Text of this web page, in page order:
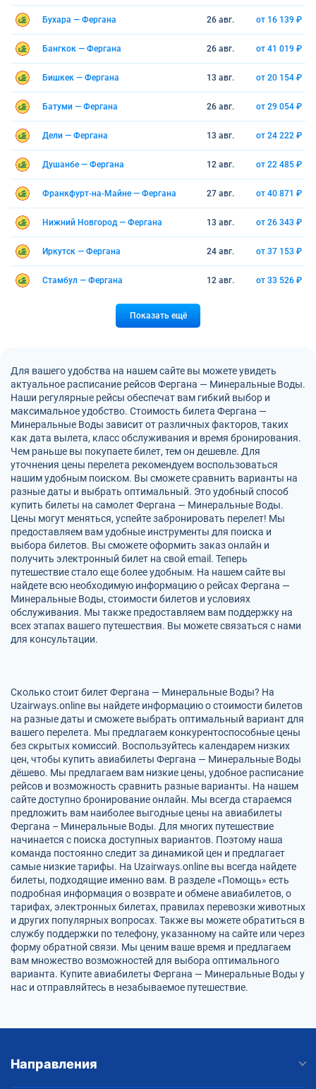
Бухара — Фергана 26 авг. от 16 139 ₽
Бангкок — Фергана 26 авг. от 41 019 ₽
Бишкек — Фергана 13 авг. от 20 154 ₽
Батуми — Фергана 26 авг. от 29 054 ₽
Дели — Фергана 13 авг. от 24 222 ₽
Душанбе — Фергана 12 авг. от 22 485 ₽
Франкфурт-на-Майне — Фергана 27 авг. от 40 871 ₽
Нижний Новгород — Фергана 13 авг. от 26 343 ₽
Иркутск — Фергана 24 авг. от 37 153 ₽
Стамбул — Фергана 12 авг. от 33 526 ₽
Показать ещё
Для вашего удобства на нашем сайте вы можете увидеть
актуальное расписание рейсов Фергана — Минеральные Воды.
Наши регулярные рейсы обеспечат вам гибкий выбор и
максимальное удобство. Стоимость билета Фергана —
Минеральные Воды зависит от различных факторов, таких
как дата вылета, класс обслуживания и время бронирования.
Чем раньше вы покупаете билет, тем он дешевле. Для
уточнения цены перелета рекомендуем воспользоваться
нашим удобным поиском. Вы сможете сравнить варианты на
разные даты и выбрать оптимальный. Это удобный способ
купить билеты на самолет Фергана — Минеральные Воды.
Цены могут меняться, успейте забронировать перелет! Мы
предоставляем вам удобные инструменты для поиска и
выбора билетов. Вы сможете оформить заказ онлайн и
получить электронный билет на свой email. Теперь
путешествие стало еще более удобным. На нашем сайте вы
найдете всю необходимую информацию о рейсах Фергана —
Минеральные Воды, стоимости билетов и условиях
обслуживания. Мы также предоставляем вам поддержку на
всех этапах вашего путешествия. Вы можете связаться с нами
для консультации.
Сколько стоит билет Фергана — Минеральные Воды? На
Uzairways.online вы найдете информацию о стоимости билетов
на разные даты и сможете выбрать оптимальный вариант для
вашего перелета. Мы предлагаем конкурентоспособные цены
без скрытых комиссий. Воспользуйтесь календарем низких
цен, чтобы купить авиабилеты Фергана — Минеральные Воды
дёшево. Мы предлагаем вам низкие цены, удобное расписание
рейсов и возможность сравнить разные варианты. На нашем
сайте доступно бронирование онлайн. Мы всегда стараемся
предложить вам наиболее выгодные цены на авиабилеты
Фергана – Минеральные Воды. Для многих путешествие
начинается с поиска доступных вариантов. Поэтому наша
команда постоянно следит за динамикой цен и предлагает
самые низкие тарифы. На Uzairways.online вы всегда найдете
билеты, подходящие именно вам. В разделе «Помощь» есть
подробная информация о возврате и обмене авиабилетов, о
тарифах, электронных билетах, правилах перевозки животных
и других популярных вопросах. Также вы можете обратиться в
службу поддержки по телефону, указанному на сайте или через
форму обратной связи. Мы ценим ваше время и предлагаем
вам множество возможностей для выбора оптимального
варианта. Купите авиабилеты Фергана — Минеральные Воды у
нас и отправляйтесь в незабываемое путешествие.
Направления